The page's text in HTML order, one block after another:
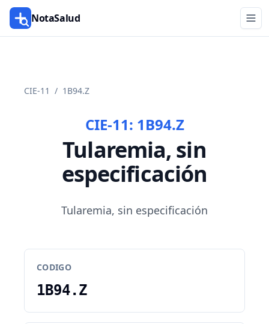
NotaSalud
CIE-11 / 1B94.Z
CIE-11: 1B94.Z
Tularemia, sin
especificación
Tularemia, sin especificación
CODIGO
1B94.Z